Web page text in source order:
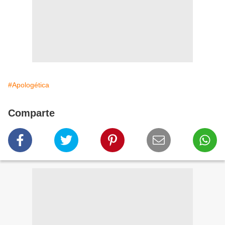
#Apologética
Comparte